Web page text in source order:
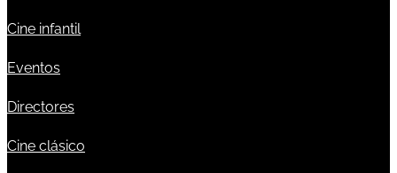
Cine infantil
Eventos
Directores
Cine clásico